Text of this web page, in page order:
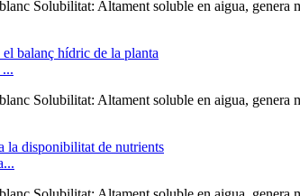
Solubilitat: Altament soluble en aigua, genera
Solubilitat: Altament soluble en aigua, genera